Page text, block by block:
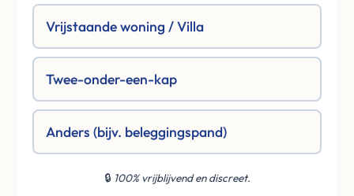
Vrijstaande woning / Villa
Twee-onder-een-kap
Anders (bijv. beleggingspand)
🔒 100% vrijblijvend en discreet.